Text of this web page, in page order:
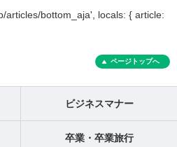
articles/bottom_aja', locals: { article:
ページトップへ
ビジネスマナー
卒業・卒業旅行